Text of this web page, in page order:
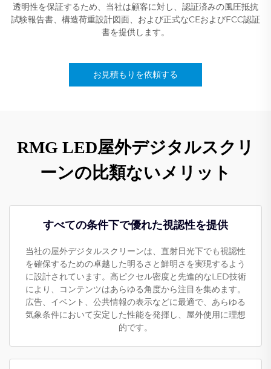
透明性を保証するため、当社は顧客に対し、認証済みの風圧抵抗
試験報告書、構造荷重設計図面、および正式なCEおよびFCC認証
書を提供します。
お見積もりを依頼する
RMG LED屋外デジタルスクリ
ーンの比類ないメリット
すべての条件下で優れた視認性を提供
当社の屋外デジタルスクリーンは、直射日光下でも視認性
を確保するための卓越した明るさと鮮明さを実現するよう
に設計されています。高ピクセル密度と先進的なLED技術
により、コンテンツはあらゆる角度から注目を集めます。
広告、イベント、公共情報の表示などに最適で、あらゆる
気象条件において安定した性能を発揮し、屋外使用に理想
的です。